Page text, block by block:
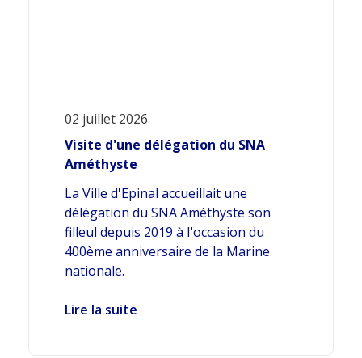
02 juillet 2026
Visite d'une délégation du SNA
Améthyste
La Ville d'Epinal accueillait une
délégation du SNA Améthyste son
filleul depuis 2019 à l'occasion du
400ème anniversaire de la Marine
nationale.
Lire la suite